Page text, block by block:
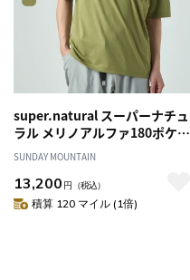
super.natural スーパーナチュ
ラル メリノアルファ180ポケッ
トS/S Tシャツ ユニセックス
SUNDAY MOUNTAIN
13,200 円 （税込）
積算 120 マイル (1倍)